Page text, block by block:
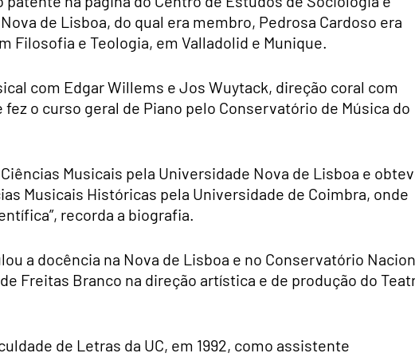
de Lisboa, do qual era membro, Pedrosa Cardoso era
Filosofia e Teologia, em Valladolid e Munique.
com Edgar Willems e Jos Wuytack, direção coral com
fez o curso geral de Piano pelo Conservatório de Música do
Musicais pela Universidade Nova de Lisboa e
Musicais Históricas pela Universidade de Coimbra, onde
recorda a biografia.
a docência na Nova de Lisboa e no Conservatório
Freitas Branco na direção artística e de produção do
de Letras da UC, em 1992, como assistente